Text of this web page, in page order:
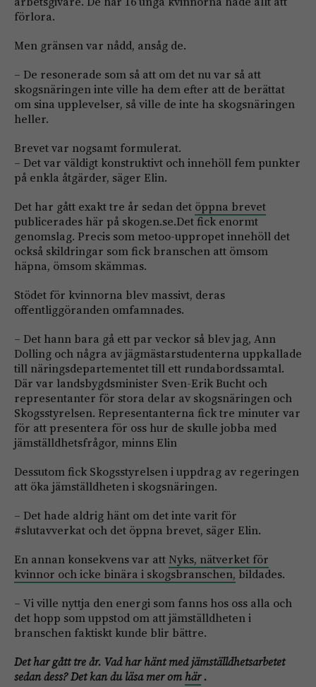
förlora.
Men gränsen var nådd, ansåg de.
– De resonerade som så att om det nu var så att
skogsnäringen inte ville ha dem efter att de berättat
om sina upplevelser, så ville de inte ha skogsnäringen
heller.
Brevet var nogsamt formulerat.
– Det var väldigt konstruktivt och innehöll fem punkter
på enkla åtgärder, säger Elin.
Det har gått exakt tre år sedan det öppna brevet
publicerades här på skogen.se.Det fick enormt
genomslag. Precis som metoo-uppropet innehöll det
också skildringar som fick branschen att ömsom
häpna, ömsom skämmas.
Stödet för kvinnorna blev massivt, deras
offentliggöranden omfamnades.
– Det hann bara gå ett par veckor så blev jag, Ann
Dolling och några av jägmästarstudenterna uppkallade
till näringsdepartementet till ett rundabordssamtal.
Där var landsbygdsminister Sven-Erik Bucht och
representanter för stora delar av skogsnäringen och
Skogsstyrelsen. Representanterna fick tre minuter var
för att presentera för oss hur de skulle jobba med
jämställdhetsfrågor, minns Elin
Dessutom fick Skogsstyrelsen i uppdrag av regeringen
att öka jämställdheten i skogsnäringen.
– Det hade aldrig hänt om det inte varit för
#slutavverkat och det öppna brevet, säger Elin.
En annan konsekvens var att Nyks, nätverket för
kvinnor och icke binära i skogsbranschen, bildades.
– Vi ville nyttja den energi som fanns hos oss alla och
det hopp som uppstod om att jämställdheten i
branschen faktiskt kunde blir bättre.
Det har gått tre år. Vad har hänt med jämställdhetsarbetet
sedan dess?Det kan du läsa mer omhär.